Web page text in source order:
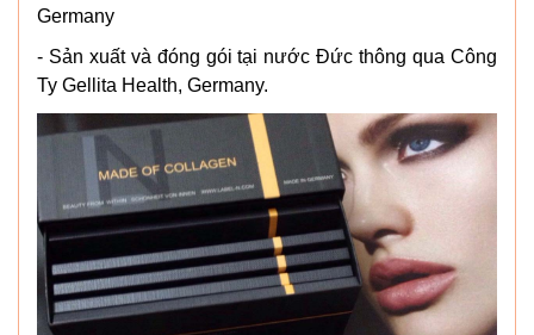
Germany
- Sản xuất và đóng gói tại nước Đức thông qua Công
Ty Gellita Health, Germany.